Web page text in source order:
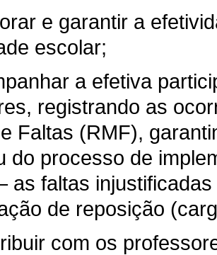
e garantir a
escolar;
a efetiva
registrando as
Faltas (RMF),
do processo de
as faltas
de reposição
com os